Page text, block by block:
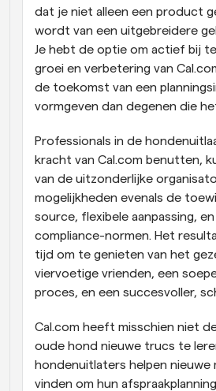
dat je niet alleen een product
wordt van een uitgebreidere
Je hebt de optie om actief bij
groei en verbetering van
de toekomst van een
vormgeven dan degenen die
Professionals in de
kracht van Cal.com benutten,
van de uitzonderlijke
mogelijkheden evenals de
source, flexibele aanpassing,
compliance-normen. Het
tijd om te genieten van het
viervoetige vrienden, een
proces, en een succesvoller,
Cal.com heeft misschien niet
oude hond nieuwe trucs te
hondenuitlaters helpen nieuwe
vinden om hun